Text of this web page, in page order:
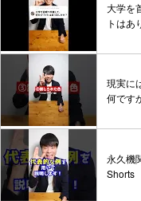
大学を
トはあ
現実に
何です
永久機
Shorts